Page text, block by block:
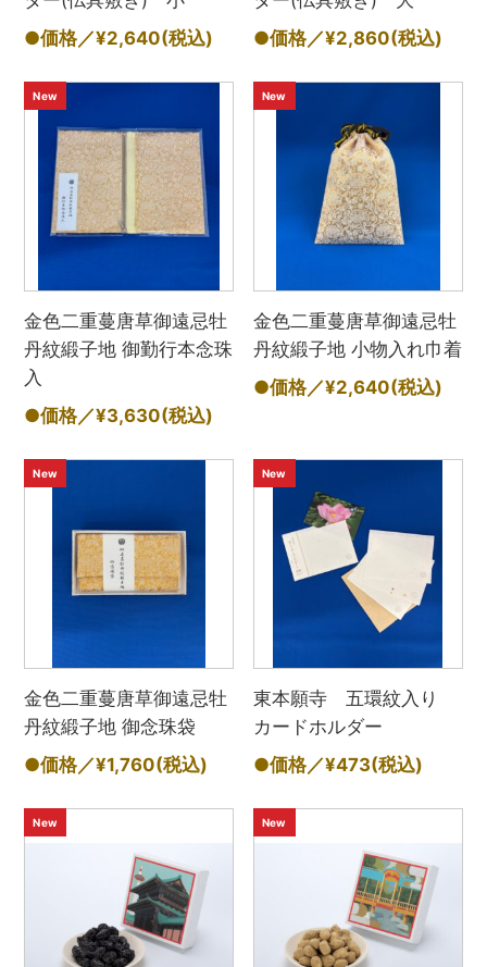
●価格／¥2,640(税込)
●価格／¥2,860(税込)
New
金色二重蔓唐草御遠忌牡
丹紋緞子地 御勤行本念珠
入
●価格／¥3,630(税込)
New
金色二重蔓唐草御遠忌牡
丹紋緞子地 小物入れ巾着
●価格／¥2,640(税込)
New
金色二重蔓唐草御遠忌牡
丹紋緞子地 御念珠袋
●価格／¥1,760(税込)
New
東本願寺 五環紋入り
カードホルダー
●価格／¥473(税込)
New New